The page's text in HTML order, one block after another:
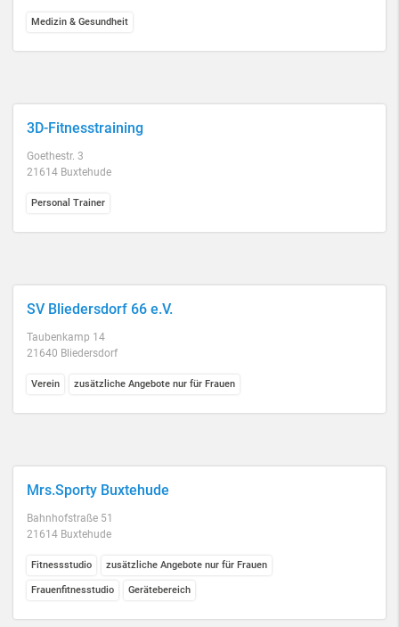
Medizin & Gesundheit
3D-Fitnesstraining
Goethestr. 3
21614 Buxtehude
Personal Trainer
SV Bliedersdorf 66 e.V.
Taubenkamp 14
21640 Bliedersdorf
Verein zusätzliche Angebote nur für Frauen
Mrs.Sporty Buxtehude
Bahnhofstraße 51
21614 Buxtehude
Fitnessstudio zusätzliche Angebote nur für Frauen
Frauenfitnesstudio Gerätebereich